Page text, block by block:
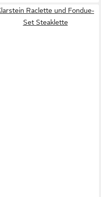
Raclette und Fondue-
Set Steaklette